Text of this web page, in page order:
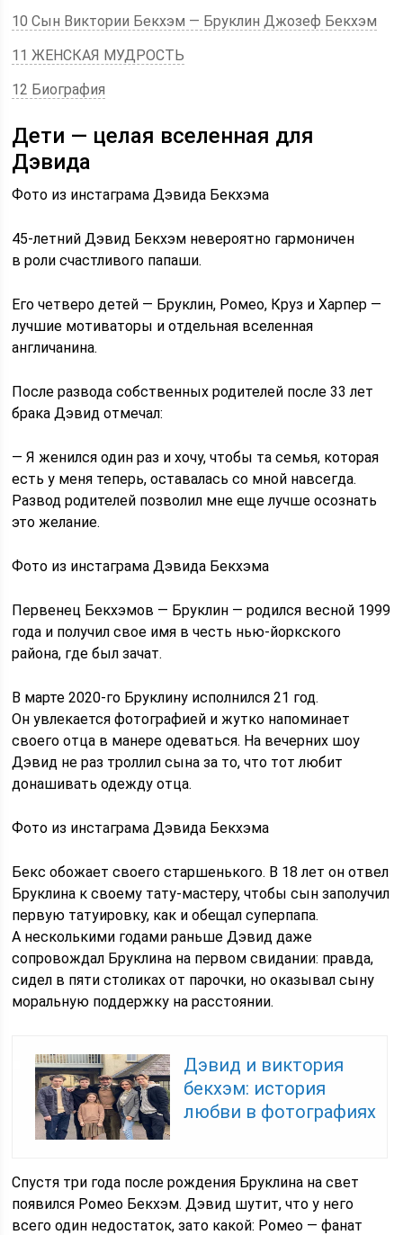
10 Сын Виктории Бекхэм — Бруклин Джозеф Бекхэм
11 ЖЕНСКАЯ МУДРОСТЬ
12 Биография
Дети — целая вселенная для
Дэвида
Фото из инстаграма Дэвида Бекхэма
45-летний Дэвид Бекхэм невероятно гармоничен
в роли счастливого папаши.
Его четверо детей — Бруклин, Ромео, Круз и Харпер —
лучшие мотиваторы и отдельная вселенная
англичанина.
После развода собственных родителей после 33 лет
брака Дэвид отмечал:
— Я женился один раз и хочу, чтобы та семья, которая
есть у меня теперь, оставалась со мной навсегда.
Развод родителей позволил мне еще лучше осознать
это желание.
Фото из инстаграма Дэвида Бекхэма
Первенец Бекхэмов — Бруклин — родился весной 1999
года и получил свое имя в честь нью-йоркского
района, где был зачат.
В марте 2020-го Бруклину исполнился 21 год.
Он увлекается фотографией и жутко напоминает
своего отца в манере одеваться. На вечерних шоу
Дэвид не раз троллил сына за то, что тот любит
донашивать одежду отца.
Фото из инстаграма Дэвида Бекхэма
Бекс обожает своего старшенького. В 18 лет он отвел
Бруклина к своему тату-мастеру, чтобы сын заполучил
первую татуировку, как и обещал суперпапа.
А несколькими годами раньше Дэвид даже
сопровождал Бруклина на первом свидании: правда,
сидел в пяти столиках от парочки, но оказывал сыну
моральную поддержку на расстоянии.
Дэвид и виктория
бекхэм: история
любви в фотографиях
Спустя три года после рождения Бруклина на свет
появился Ромео Бекхэм. Дэвид шутит, что у него
всего один недостаток, зато какой: Ромео — фанат